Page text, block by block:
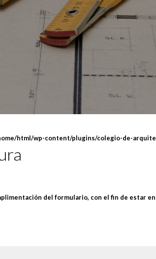
html/wp-content/plugins/colegio-de-
del formulario, con el fin de estar